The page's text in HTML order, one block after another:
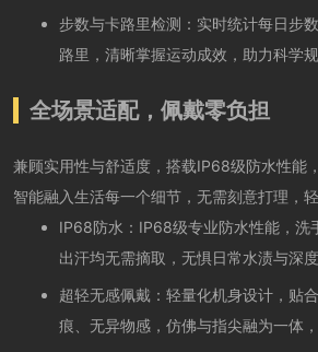
步数与卡路里检测：实时统计每日步
路里，清晰掌握运动成效，助力科学规
全场景适配，佩戴零负担
兼顾实用性与舒适度，搭载IP68级防水性能
智能融入生活每一个细节，无需刻意打理，
IP68防水：IP68级专业防水性能，洗
出汗均无需摘取，无惧日常水渍与深
超轻无感佩戴：轻量化机身设计，贴
痕、无异物感，仿佛与指尖融为一体